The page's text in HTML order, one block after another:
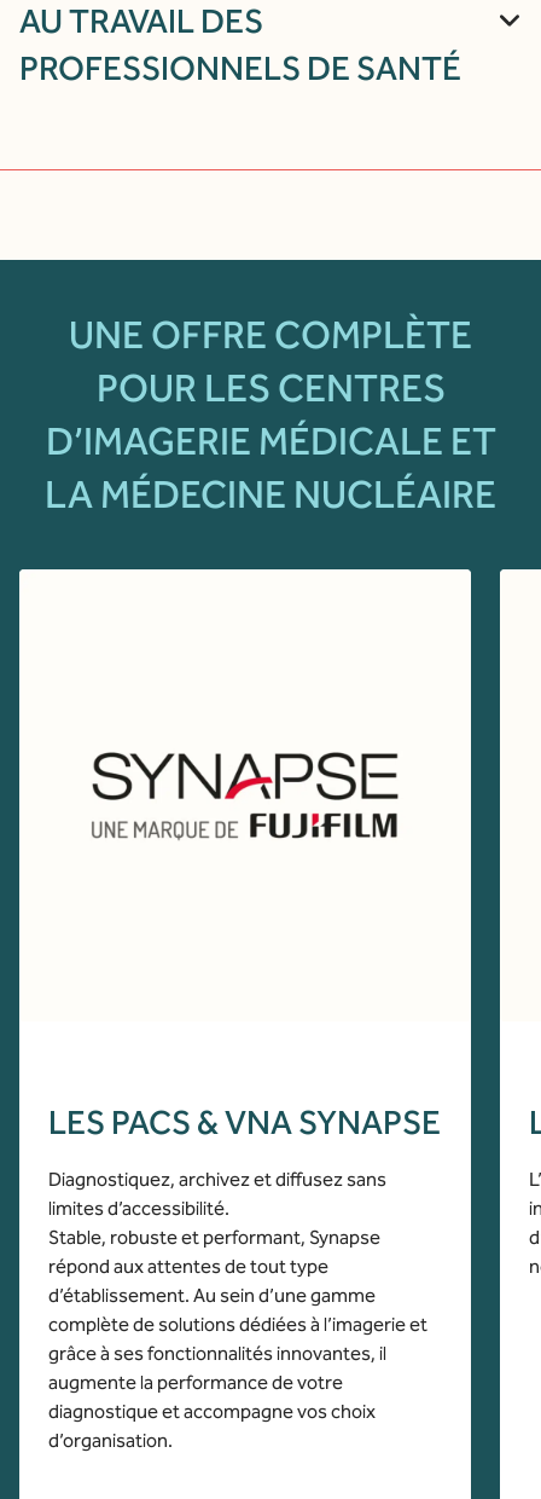
AU TRAVAIL DES
PROFESSIONNELS DE SANTÉ
UNE OFFRE COMPLÈTE
POUR LES CENTRES
D’IMAGERIE MÉDICALE ET
LA MÉDECINE NUCLÉAIRE
LES PACS & VNA SYNAPSE
Diagnostiquez, archivez et diffusez sans
limites d’accessibilité.
Stable, robuste et performant, Synapse
répond aux attentes de tout type
d’établissement. Au sein d’une gamme
complète de solutions dédiées à l’imagerie et
grâce à ses fonctionnalités innovantes, il
augmente la performance de votre
diagnostique et accompagne vos choix
d’organisation.